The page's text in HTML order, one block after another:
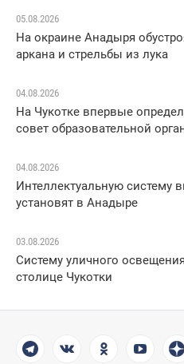
05.08.2026
На окраине Анадыря
аркана и стрельбы из лука
04.08.2026
На Чукотке впервые
совет образовательной
04.08.2026
Интеллектуальную систему
установят в Анадыре
03.08.2026
Систему уличного
столице Чукотки